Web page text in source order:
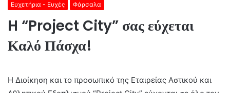
Ευχετήρια - Ευχές Φάρσαλα
H “Project City” σας εύχεται
Καλό Πάσχα!
Η Διοίκηση και το προσωπικό της Εταιρείας Αστικού και